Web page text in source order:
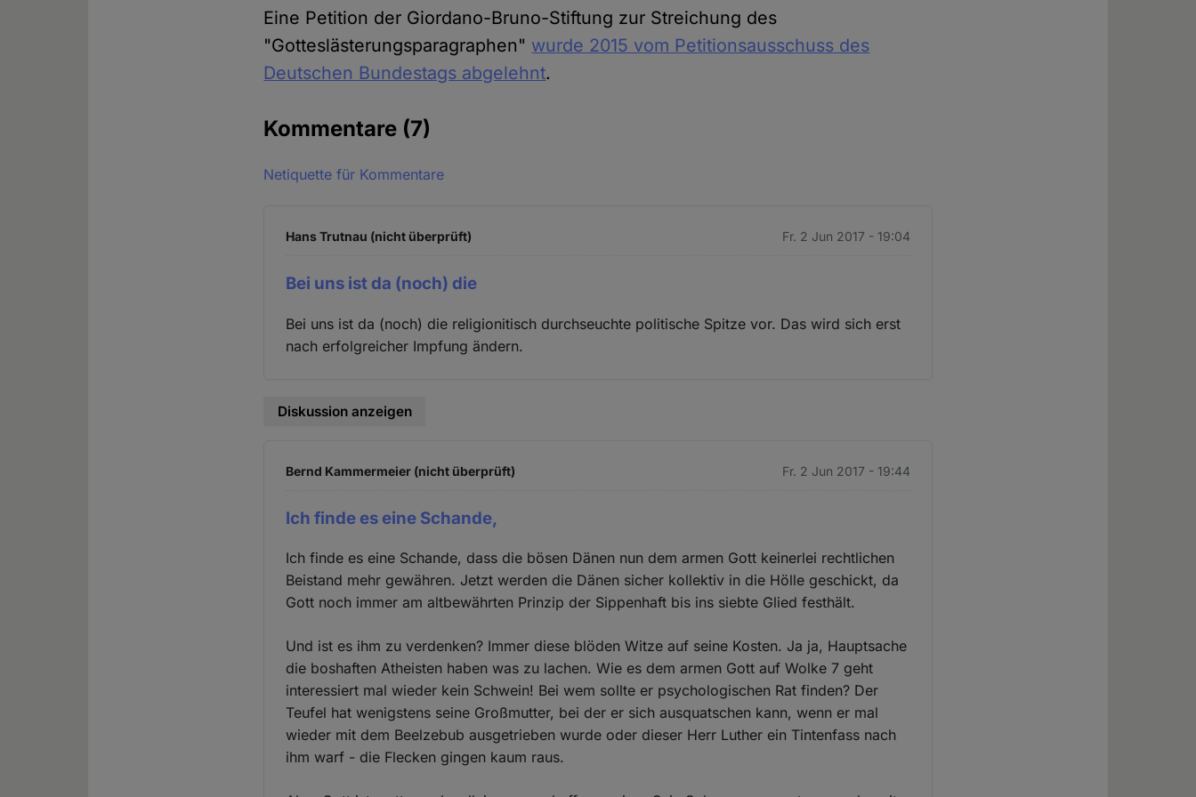
Eine Petition der Giordano-Bruno-Stiftung zur Streichung des
"Gotteslästerungsparagraphen" wurde 2015 vom Petitionsausschuss des
Deutschen Bundestags abgelehnt.
Kommentare (7)
Netiquette für Kommentare
Hans Trutnau (nicht überprüft) Fr. 2 Jun 2017 - 19:04
Bei uns ist da (noch) die
Bei uns ist da (noch) die religionitisch durchseuchte politische Spitze vor. Das wird sich erst
nach erfolgreicher Impfung ändern.
Diskussion anzeigen
Bernd Kammermeier (nicht überprüft) Fr. 2 Jun 2017 - 19:44
Ich finde es eine Schande,
Ich finde es eine Schande, dass die bösen Dänen nun dem armen Gott keinerlei rechtlichen
Beistand mehr gewähren. Jetzt werden die Dänen sicher kollektiv in die Hölle geschickt, da
Gott noch immer am altbewährten Prinzip der Sippenhaft bis ins siebte Glied festhält.
Und ist es ihm zu verdenken? Immer diese blöden Witze auf seine Kosten. Ja ja, Hauptsache
die boshaften Atheisten haben was zu lachen. Wie es dem armen Gott auf Wolke 7 geht
interessiert mal wieder kein Schwein! Bei wem sollte er psychologischen Rat finden? Der
Teufel hat wenigstens seine Großmutter, bei der er sich ausquatschen kann, wenn er mal
wieder mit dem Beelzebub ausgetrieben wurde oder dieser Herr Luther ein Tintenfass nach
ihm warf - die Flecken gingen kaum raus.